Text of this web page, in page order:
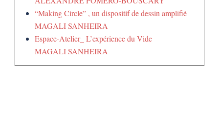
“Making Circle” , un dispositif de dessin amplifié
MAGALI SANHEIRA
Espace-Atelier_ L’expérience du Vide
MAGALI SANHEIRA